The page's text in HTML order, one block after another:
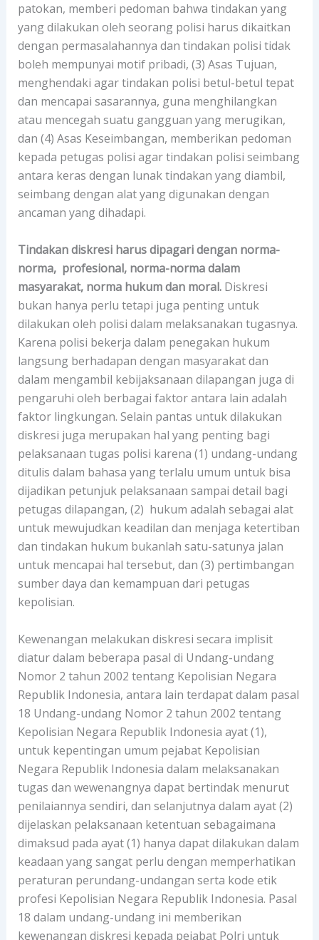
patokan, memberi pedoman bahwa tindakan yang
yang dilakukan oleh seorang polisi harus dikaitkan
dengan permasalahannya dan tindakan polisi tidak
boleh mempunyai motif pribadi, (3) Asas Tujuan,
menghendaki agar tindakan polisi betul-betul tepat
dan mencapai sasarannya, guna menghilangkan
atau mencegah suatu gangguan yang merugikan,
dan (4) Asas Keseimbangan, memberikan pedoman
kepada petugas polisi agar tindakan polisi seimbang
antara keras dengan lunak tindakan yang diambil,
seimbang dengan alat yang digunakan dengan
ancaman yang dihadapi.
Tindakan diskresi harus dipagari dengan norma-
norma, profesional, norma-norma dalam
masyarakat, norma hukum dan moral. Diskresi
bukan hanya perlu tetapi juga penting untuk
dilakukan oleh polisi dalam melaksanakan tugasnya.
Karena polisi bekerja dalam penegakan hukum
langsung berhadapan dengan masyarakat dan
dalam mengambil kebijaksanaan dilapangan juga di
pengaruhi oleh berbagai faktor antara lain adalah
faktor lingkungan. Selain pantas untuk dilakukan
diskresi juga merupakan hal yang penting bagi
pelaksanaan tugas polisi karena (1) undang-undang
ditulis dalam bahasa yang terlalu umum untuk bisa
dijadikan petunjuk pelaksanaan sampai detail bagi
petugas dilapangan, (2) hukum adalah sebagai alat
untuk mewujudkan keadilan dan menjaga ketertiban
dan tindakan hukum bukanlah satu-satunya jalan
untuk mencapai hal tersebut, dan (3) pertimbangan
sumber daya dan kemampuan dari petugas
kepolisian.
Kewenangan melakukan diskresi secara implisit
diatur dalam beberapa pasal di Undang-undang
Nomor 2 tahun 2002 tentang Kepolisian Negara
Republik Indonesia, antara lain terdapat dalam pasal
18 Undang-undang Nomor 2 tahun 2002 tentang
Kepolisian Negara Republik Indonesia ayat (1),
untuk kepentingan umum pejabat Kepolisian
Negara Republik Indonesia dalam melaksanakan
tugas dan wewenangnya dapat bertindak menurut
penilaiannya sendiri, dan selanjutnya dalam ayat (2)
dijelaskan pelaksanaan ketentuan sebagaimana
dimaksud pada ayat (1) hanya dapat dilakukan dalam
keadaan yang sangat perlu dengan memperhatikan
peraturan perundang-undangan serta kode etik
profesi Kepolisian Negara Republik Indonesia. Pasal
18 dalam undang-undang ini memberikan
kewenangan diskresi kepada pejabat Polri untuk